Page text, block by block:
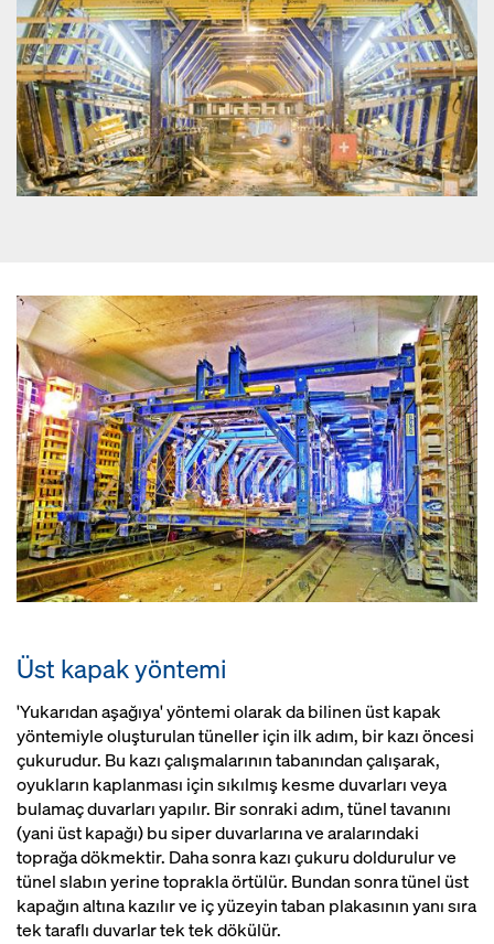
Üst kapak yöntemi
'Yukarıdan aşağıya' yöntemi olarak da bilinen üst kapak
yöntemiyle oluşturulan tüneller için ilk adım, bir kazı öncesi
çukurudur. Bu kazı çalışmalarının tabanından çalışarak,
oyukların kaplanması için sıkılmış kesme duvarları veya
bulamaç duvarları yapılır. Bir sonraki adım, tünel tavanını
(yani üst kapağı) bu siper duvarlarına ve aralarındaki
toprağa dökmektir. Daha sonra kazı çukuru doldurulur ve
tünel slabın yerine toprakla örtülür. Bundan sonra tünel üst
kapağın altına kazılır ve iç yüzeyin taban plakasının yanı sıra
tek taraflı duvarlar tek tek dökülür.